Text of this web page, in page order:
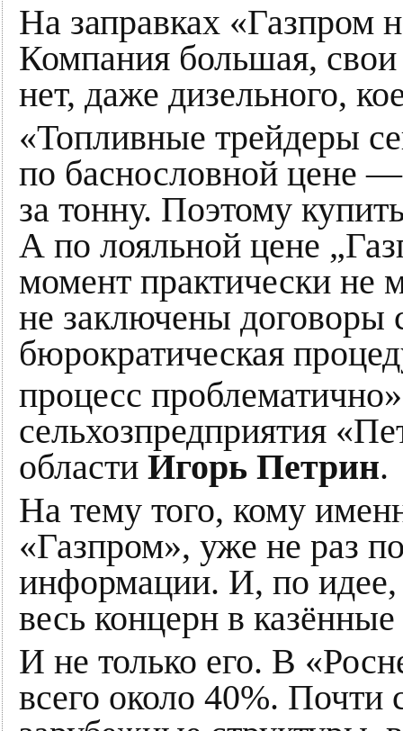
На заправках «Газпром
Компания большая,
нет, даже дизельного,
«Топливные трейдеры
по баснословной цене
за тонну. Поэтому
А по лояльной цене
момент практически не
не заключены договоры
бюрократическая
процесс
сельхозпредприятия
области Игорь Петрин.
На тему того, кому
«Газпром», уже не раз
информации. И, по идее,
весь концерн в
И не только его. В
всего около 40%. Почти